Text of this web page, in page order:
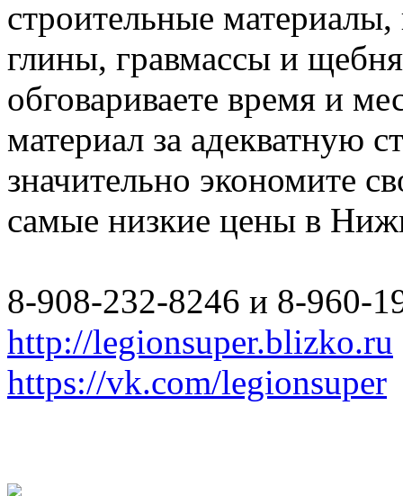
строительные материалы,
глины, гравмассы и
обговариваете время и
материал за адекватную
значительно экономите
самые низкие цены в
8-908-232-8246 и 8-960-
http://legionsuper.blizko.ru
https://vk.com/legionsuper